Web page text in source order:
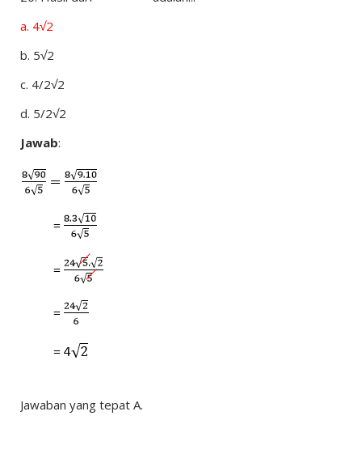
a. 4√2
b. 5√2
c. 4/2√2
d. 5/2√2
Jawab:
Jawaban yang tepat A.